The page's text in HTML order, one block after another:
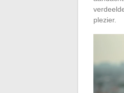
plezier.